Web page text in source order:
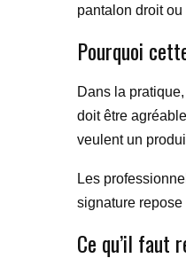
pantalon droit
Pourquoi
Dans la
doit être
veulent un
Les
signature repose
Ce qu’il faut